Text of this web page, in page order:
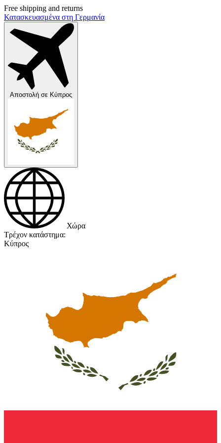
Free shipping and returns
Κατασκευασμένα στη Γερμανία
Αποστολή σε Κύπρος
Χώρα
Τρέχον κατάστημα:
Κύπρος